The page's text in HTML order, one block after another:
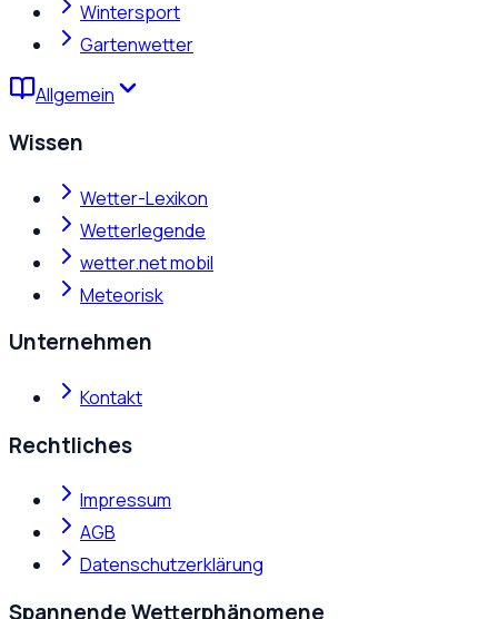
Wintersport
Gartenwetter
Allgemein
Wissen
Wetter-Lexikon
Wetterlegende
wetter.net mobil
Meteorisk
Unternehmen
Kontakt
Rechtliches
Impressum
AGB
Datenschutzerklärung
Spannende Wetterphänomene